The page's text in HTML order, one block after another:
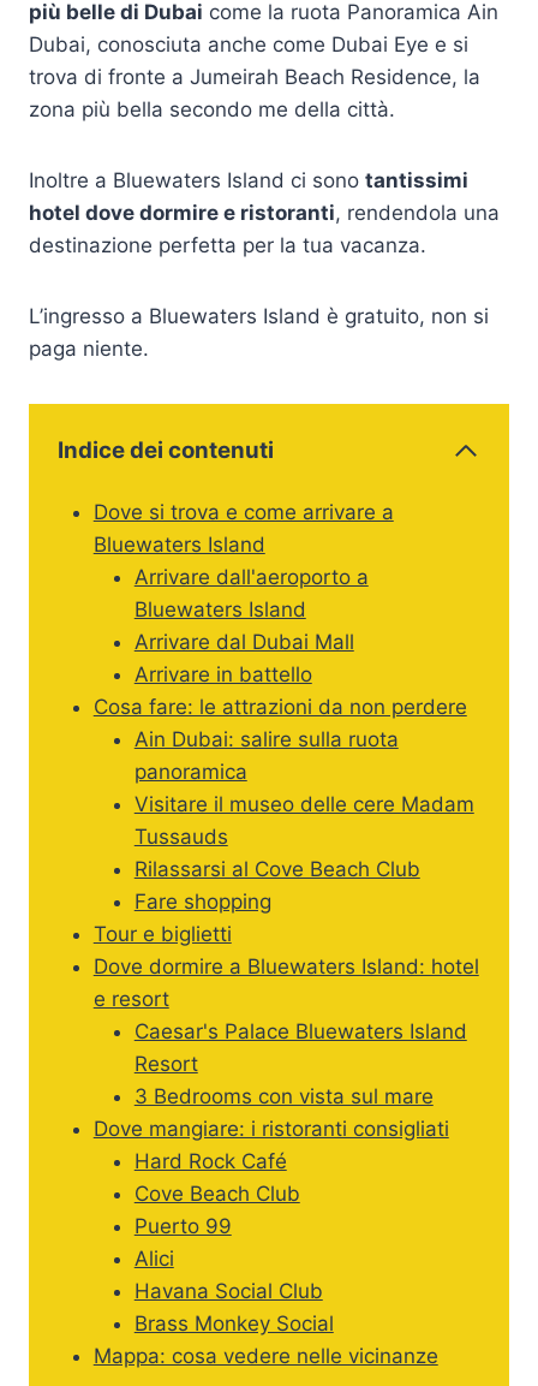
più belle di Dubai come la ruota Panoramica Ain
Dubai, conosciuta anche come Dubai Eye e si
trova di fronte a Jumeirah Beach Residence, la
zona più bella secondo me della città.
Inoltre a Bluewaters Island ci sono tantissimi
hotel dove dormire e ristoranti, rendendola una
destinazione perfetta per la tua vacanza.
L’ingresso a Bluewaters Island è gratuito, non si
paga niente.
Indice dei contenuti
Dove si trova e come arrivare a
Bluewaters Island
Arrivare dall'aeroporto a
Bluewaters Island
Arrivare dal Dubai Mall
Arrivare in battello
Cosa fare: le attrazioni da non perdere
Ain Dubai: salire sulla ruota
panoramica
Visitare il museo delle cere Madam
Tussauds
Rilassarsi al Cove Beach Club
Fare shopping
Tour e biglietti
Dove dormire a Bluewaters Island: hotel
e resort
Caesar's Palace Bluewaters Island
Resort
3 Bedrooms con vista sul mare
Dove mangiare: i ristoranti consigliati
Hard Rock Café
Cove Beach Club
Puerto 99
Alici
Havana Social Club
Brass Monkey Social
Mappa: cosa vedere nelle vicinanze